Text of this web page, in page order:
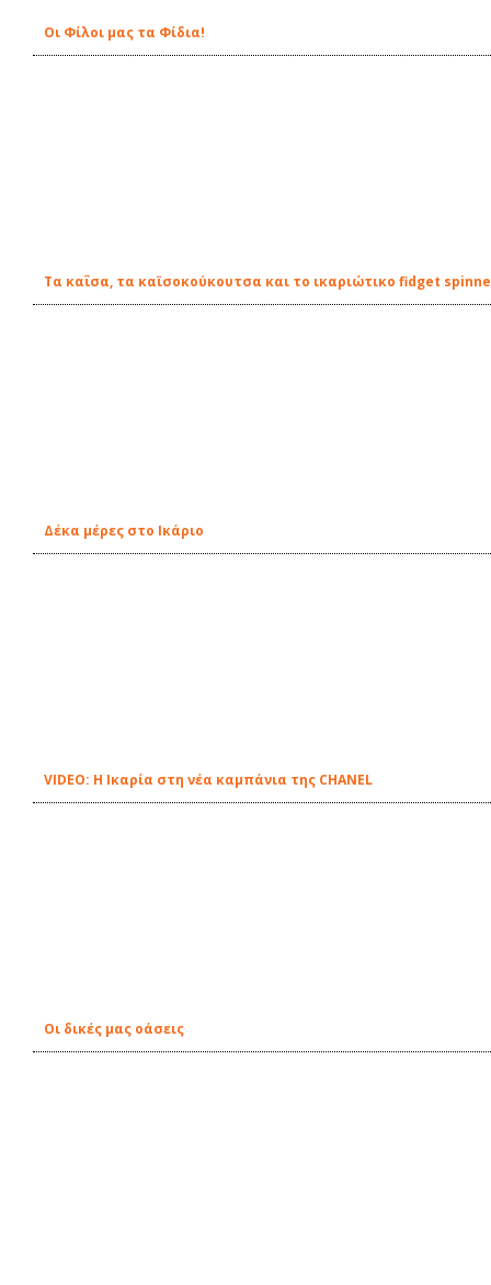
Οι Φίλοι μας τα Φίδια!
Τα καΐσα, τα καϊσοκούκουτσα και το ικαριώτικο fidget
Δέκα μέρες στο Ικάριο
VIDEO: Η Ικαρία στη νέα καμπάνια της CHANEL
Οι δικές μας οάσεις